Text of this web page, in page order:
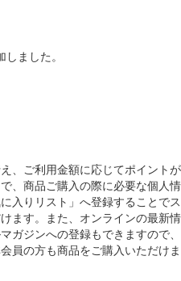
ました。
、ご利用金額に応じてポイントが
、商品ご購入の際に必要な個人情
入りリスト」へ登録することでス
ます。また、オンラインの最新情
ガジンへの登録もできますので、
員の方も商品をご購入いただけま